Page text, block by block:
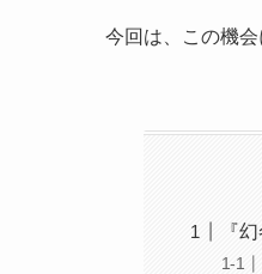
今回は、この機
『